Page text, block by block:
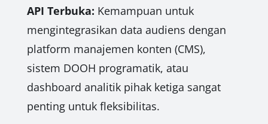
API Terbuka: Kemampuan untuk
mengintegrasikan data audiens dengan
platform manajemen konten (CMS),
sistem DOOH programatik, atau
dashboard analitik pihak ketiga sangat
penting untuk fleksibilitas.